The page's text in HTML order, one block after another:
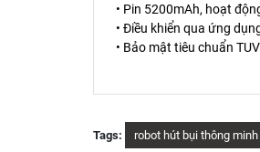
• Pin 5200mAh, hoạt
• Điều khiển qua ứng
• Bảo mật tiêu chuẩn
Tags: robot hút bụi thông minh